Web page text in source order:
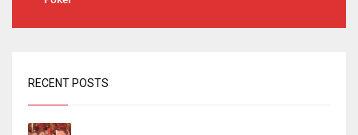
RECENT POSTS